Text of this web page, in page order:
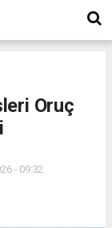
Oruç
- 09:32